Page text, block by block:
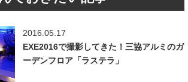
2016.05.17
EXE2016で撮影してきた！三協アルミのガ
ーデンフロア「ラステラ」